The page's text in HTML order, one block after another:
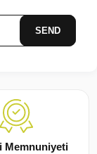
SEND
Memnuniyeti